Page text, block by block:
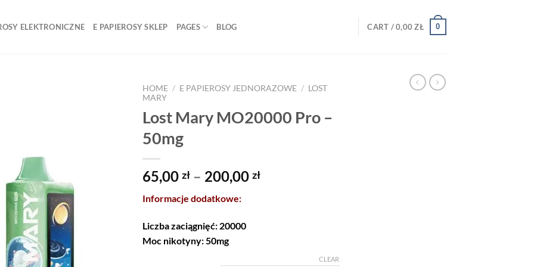
ELEKTRONICZNE E PAPIEROSY SKLEP PAGES BLOG CART /0,00ZŁ 0
HOME / E PAPIEROSY JEDNORAZOWE / LOST
MARY
Lost Mary MO20000 Pro –
50mg
65,00 zł – 200,00 złPrice
Informacje dodatkowe:
Liczba zaciągnięć: 20000
Moc nikotyny: 50mg
CLEAR